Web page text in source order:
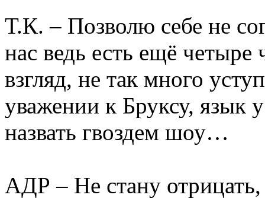
Т.К. – Позволю себе не
нас ведь есть ещё
взгляд, не так много
уважении к Бруксу, язык
назвать гвоздем шоу…
АДР – Не стану